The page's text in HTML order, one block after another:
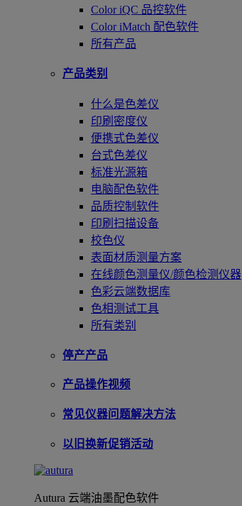
Color iQC 品控软件
Color iMatch 配色软件
所有产品
产品类别
什么是色差仪
印刷密度仪
便携式色差仪
台式色差仪
标准光源箱
电脑配色软件
品质控制软件
印刷扫描设备
校色仪
表面材质测量方案
在线颜色测量仪/颜色检测仪器
色彩云端数据库
色相测试工具
所有类别
停产产品
产品操作视频
常见仪器问题解决方法
以旧换新促销活动
Autura 云端油墨配色软件